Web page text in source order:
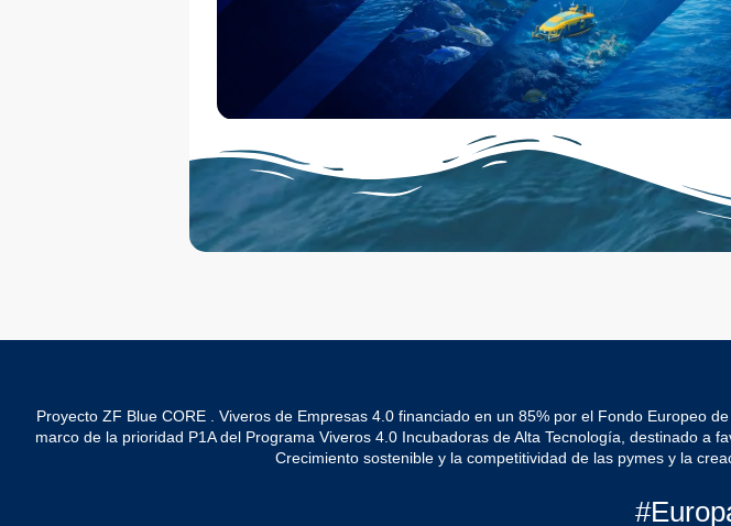
Proyecto ZF Blue CORE . Viveros de Empresas 4.0 financiado en un 85% por el Fondo Europeo
marco de la prioridad P1A del Programa Viveros 4.0 Incubadoras de Alta Tecnología, destinado a
Crecimiento sostenible y la competitividad de las pymes y la